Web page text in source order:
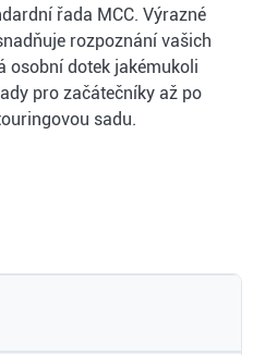
řada MCC. Výrazné
rozpoznání vašich
osobní dotek jakémukoli
pro začátečníky až po
sadu.